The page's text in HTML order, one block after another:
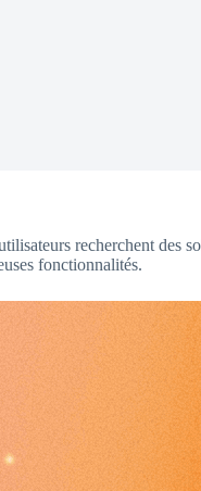
recherchent des
fonctionnalités.